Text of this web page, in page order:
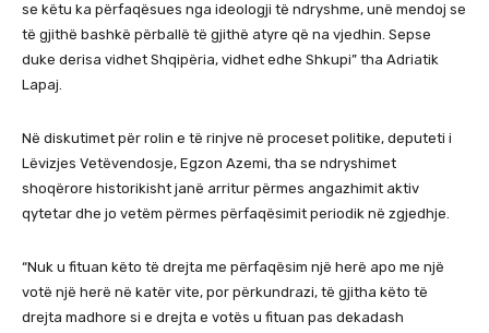
se këtu ka përfaqësues nga ideologji të ndryshme, unë mendoj se
të gjithë bashkë përballë të gjithë atyre që na vjedhin. Sepse
duke derisa vidhet Shqipëria, vidhet edhe Shkupi” tha Adriatik
Lapaj.
Në diskutimet për rolin e të rinjve në proceset politike, deputeti i
Lëvizjes Vetëvendosje, Egzon Azemi, tha se ndryshimet
shoqërore historikisht janë arritur përmes angazhimit aktiv
qytetar dhe jo vetëm përmes përfaqësimit periodik në zgjedhje.
“Nuk u fituan këto të drejta me përfaqësim një herë apo me një
votë një herë në katër vite, por përkundrazi, të gjitha këto të
drejta madhore si e drejta e votës u fituan pas dekadash